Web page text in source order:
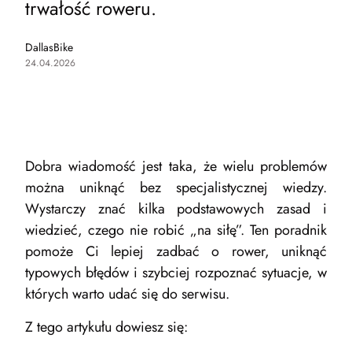
trwałość roweru.
DallasBike
24.04.2026
Dobra wiadomość jest taka, że wielu problemów
można uniknąć bez specjalistycznej wiedzy.
Wystarczy znać kilka podstawowych zasad i
wiedzieć, czego nie robić „na siłę”. Ten poradnik
pomoże Ci lepiej zadbać o rower, uniknąć
typowych błędów i szybciej rozpoznać sytuacje, w
których warto udać się do serwisu.
Z tego artykułu dowiesz się: